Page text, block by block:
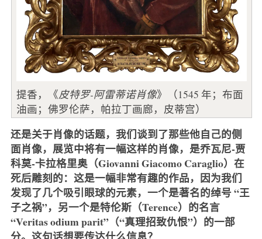
提香，《皮特罗-阿雷蒂诺肖像》（1545 年；布面
油画；佛罗伦萨，帕拉丁画廊，皮蒂宫）
还是关于肖像的话题，我们谈到了那些他自己的侧
面肖像，展览中将有一幅这样的肖像，是乔瓦尼-贾
科莫-卡拉格里奥（Giovanni Giacomo Caraglio）在
死后雕刻的：这是一幅非常有趣的作品，因为我们
发现了几个吸引眼球的元素，一个是著名的绰号 “王
子之祸”，另一个是特伦斯（Terence）的名言
“Veritas odium parit”（“真理招致仇恨”）的一部
分。这句话想要传达什么信息？